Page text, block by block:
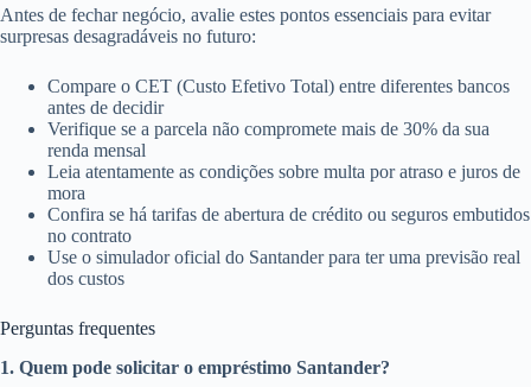
Antes de fechar negócio, avalie estes pontos essenciais para evitar
surpresas desagradáveis no futuro:
Compare o CET (Custo Efetivo Total) entre diferentes bancos
antes de decidir
Verifique se a parcela não compromete mais de 30% da sua
renda mensal
Leia atentamente as condições sobre multa por atraso e juros de
mora
Confira se há tarifas de abertura de crédito ou seguros embutidos
no contrato
Use o simulador oficial do Santander para ter uma previsão real
dos custos
Perguntas frequentes
1. Quem pode solicitar o empréstimo Santander?